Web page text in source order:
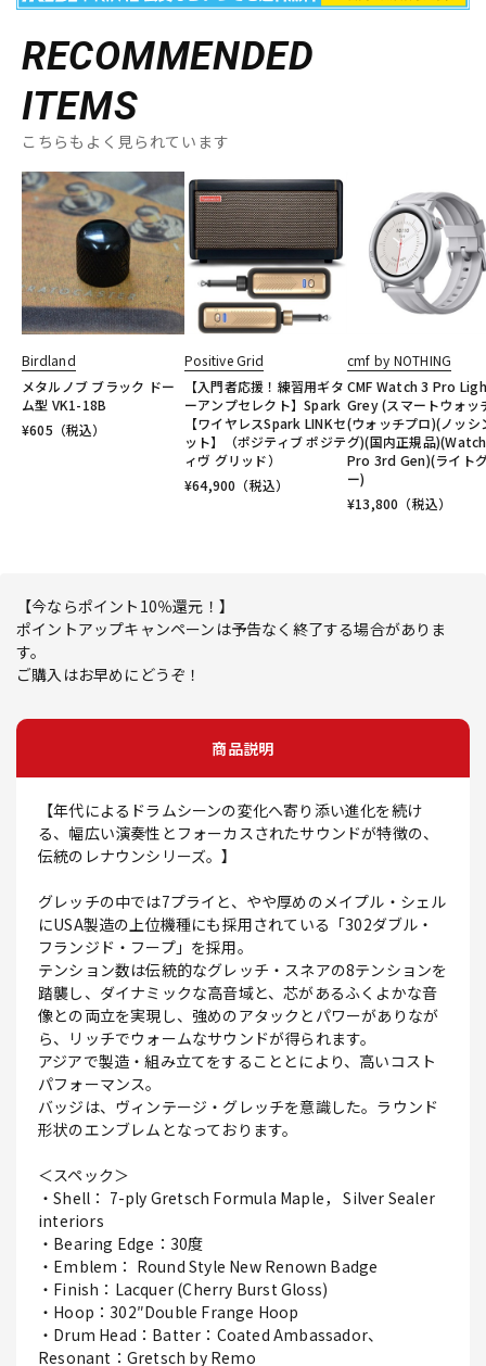
RECOMMENDED
ITEMS
こちらもよく見られています
Birdland
メタルノブ ブラック ドー
ム型 VK1-18B
¥605 （税込）
Positive Grid
【入門者応援！練習用ギタ
ーアンプセレクト】Spark
【ワイヤレスSpark LINKセ
ット】（ポジティブ ポジテ
ィヴ グリッド）
¥64,900 （税込）
cmf by NOTHING
CMF Watch 3 Pro
Grey (スマートウォッ
(ウォッチプロ)(ノッシ
グ)(国内正規品)(Watch
Pro 3rd Gen)(ライト
ー)
¥13,800 （税込）
【今ならポイント10％還元！】
ポイントアップキャンペーンは予告なく終了する場合がありま
す。
ご購入はお早めにどうぞ！
商品説明
【年代によるドラムシーンの変化へ寄り添い進化を続け
る、幅広い演奏性とフォーカスされたサウンドが特徴の、
伝統のレナウンシリーズ。】
グレッチの中では7プライと、やや厚めのメイプル・シェル
にUSA製造の上位機種にも採用されている「302ダブル・
フランジド・フープ」を採用。
テンション数は伝統的なグレッチ・スネアの8テンションを
踏襲し、ダイナミックな高音域と、芯があるふくよかな音
像との両立を実現し、強めのアタックとパワーがありなが
ら、リッチでウォームなサウンドが得られます。
アジアで製造・組み立てをすることとにより、高いコスト
パフォーマンス。
バッジは、ヴィンテージ・グレッチを意識した。ラウンド
形状のエンブレムとなっております。
＜スペック＞
・Shell： 7-ply Gretsch Formula Maple， Silver Sealer
interiors
・Bearing Edge：30度
・Emblem： Round Style New Renown Badge
・Finish：Lacquer (Cherry Burst Gloss)
・Hoop：302″Double Frange Hoop
・Drum Head：Batter：Coated Ambassador、
Resonant：Gretsch by Remo